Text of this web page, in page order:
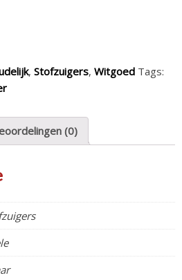
, Stofzuigers, Witgoed Tags:
(0)